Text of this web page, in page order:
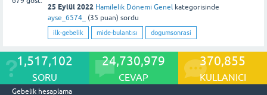
25 Eylül 2022 Hamilelik Dönemi Genel kategorisinde
ayse_6574_
(35 puan) sordu
ilk-gebelik mide-bulantısı dogumsonrasi
1,517,102
SORU
24,730,979
CEVAP
370,855
KULLANICI
Gebelik hesaplama